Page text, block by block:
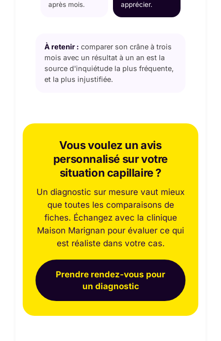
après mois.
apprécier.
À retenir : comparer son crâne à trois
mois avec un résultat à un an est la
source d'inquiétude la plus fréquente,
et la plus injustifiée.
Vous voulez un avis
personnalisé sur votre
situation capillaire ?
Un diagnostic sur mesure vaut mieux
que toutes les comparaisons de
fiches. Échangez avec la clinique
Maison Marignan pour évaluer ce qui
est réaliste dans votre cas.
Prendre rendez-vous pour
un diagnostic